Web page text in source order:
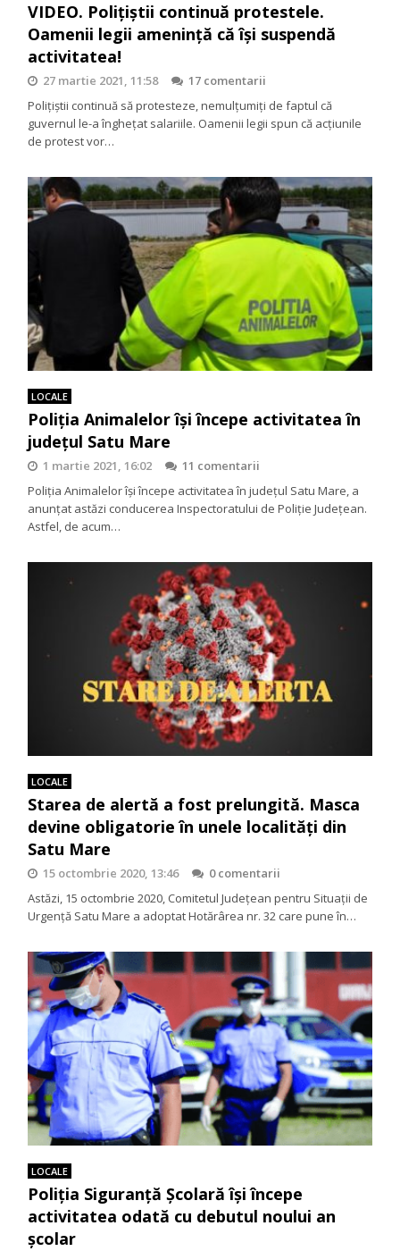
VIDEO. Polițiștii continuă protestele.
Oamenii legii amenință că își suspendă
activitatea!
27 martie 2021, 11:58
17 comentarii
Polițiștii continuă să protesteze, nemulțumiți de faptul că
guvernul le-a înghețat salariile. Oamenii legii spun că acțiunile
de protest vor…
LOCALE
Poliția Animalelor își începe activitatea în
județul Satu Mare
1 martie 2021, 16:02
11 comentarii
Poliția Animalelor își începe activitatea în județul Satu Mare, a
anunțat astăzi conducerea Inspectoratului de Poliție Județean.
Astfel, de acum…
LOCALE
Starea de alertă a fost prelungită. Masca
devine obligatorie în unele localități din
Satu Mare
15 octombrie 2020, 13:46
0 comentarii
Astăzi, 15 octombrie 2020, Comitetul Județean pentru Situații de
Urgență Satu Mare a adoptat Hotărârea nr. 32 care pune în…
LOCALE
Poliția Siguranță Școlară își începe
activitatea odată cu debutul noului an
școlar